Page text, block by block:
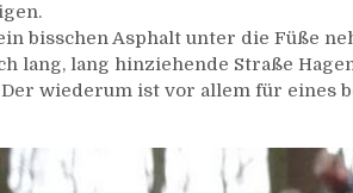
bisschen Asphalt unter die Füße
lang, lang hinziehende Straße
Der wiederum ist vor allem für eines